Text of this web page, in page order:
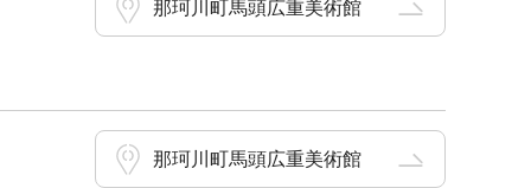
那珂川町馬頭広重美術館
那珂川町馬頭広重美術館